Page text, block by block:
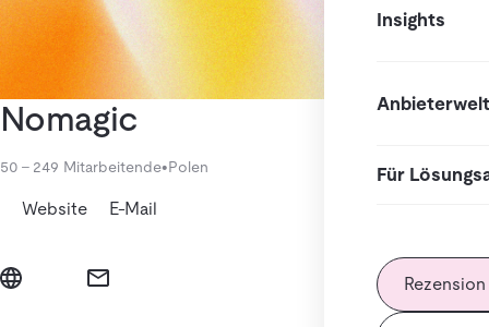
Insights
Anbieterwelt
Für
Nomagic
50 - 249 Mitarbeitende•Polen
Website E-Mail